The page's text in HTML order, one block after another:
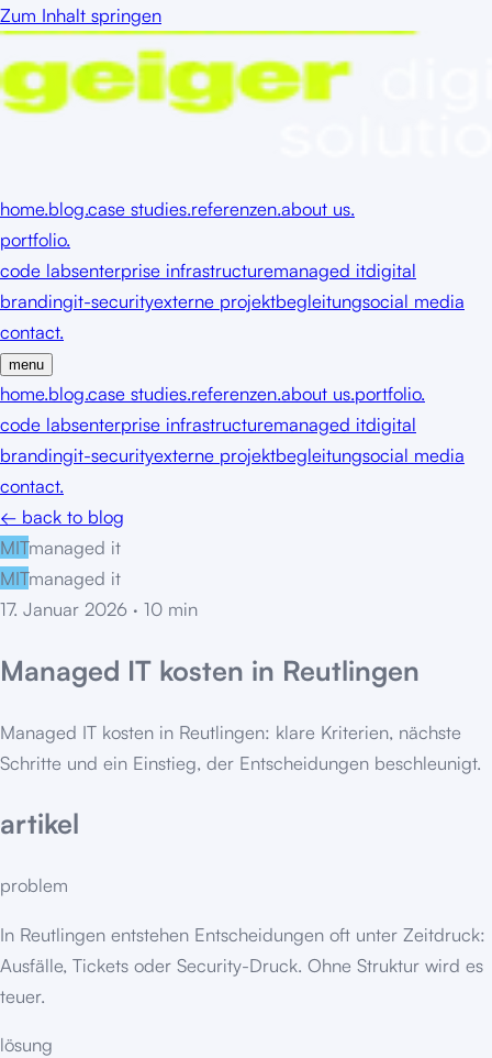
Zum Inhalt springen
home.blog.case studies.referenzen.about us.
portfolio.
code labsenterprise infrastructuremanaged itdigital
brandingit-securityexterne projektbegleitungsocial media
contact.
menu
home.blog.case studies.referenzen.about us.portfolio.
code labsenterprise infrastructuremanaged itdigital
brandingit-securityexterne projektbegleitungsocial media
contact.
← back to blog
MITmanaged it
MITmanaged it
17. Januar 2026 · 10 min
Managed IT kosten in Reutlingen
Managed IT kosten in Reutlingen: klare Kriterien, nächste
Schritte und ein Einstieg, der Entscheidungen beschleunigt.
artikel
problem
In Reutlingen entstehen Entscheidungen oft unter Zeitdruck:
Ausfälle, Tickets oder Security-Druck. Ohne Struktur wird es
teuer.
lösung